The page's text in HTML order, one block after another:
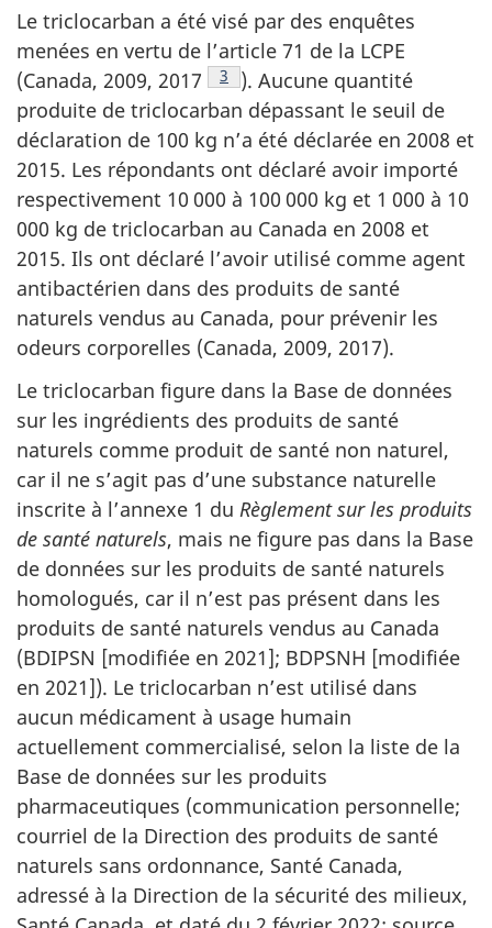
Le triclocarban a été visé par des enquêtes
menées en vertu de l’article 71 de la LCPE
(Canada, 2009, 2017
Note de bas de page
3
). Aucune quantité
produite de triclocarban dépassant le seuil de
déclaration de 100 kg n’a été déclarée en 2008 et
2015. Les répondants ont déclaré avoir importé
respectivement 10 000 à 100 000 kg et 1 000 à 10
000 kg de triclocarban au Canada en 2008 et
2015. Ils ont déclaré l’avoir utilisé comme agent
antibactérien dans des produits de santé
naturels vendus au Canada, pour prévenir les
odeurs corporelles (Canada, 2009, 2017).
Le triclocarban figure dans la Base de données
sur les ingrédients des produits de santé
naturels comme produit de santé non naturel,
car il ne s’agit pas d’une substance naturelle
inscrite à l’annexe 1 du Règlement sur les produits
de santé naturels, mais ne figure pas dans la Base
de données sur les produits de santé naturels
homologués, car il n’est pas présent dans les
produits de santé naturels vendus au Canada
(BDIPSN [modifiée en 2021]; BDPSNH [modifiée
en 2021]). Le triclocarban n’est utilisé dans
aucun médicament à usage humain
actuellement commercialisé, selon la liste de la
Base de données sur les produits
pharmaceutiques (communication personnelle;
courriel de la Direction des produits de santé
naturels sans ordonnance, Santé Canada,
adressé à la Direction de la sécurité des milieux,